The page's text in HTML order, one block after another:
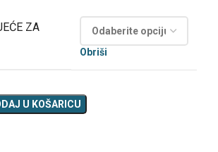
ZA
Obriši
U KOŠARICU